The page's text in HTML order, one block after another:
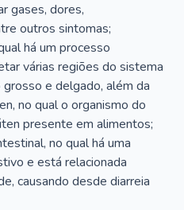
gases, dores,
outros sintomas;
há um processo
várias regiões do sistema
e delgado, além da
no qual o organismo do
presente em alimentos;
no qual há uma
e está relacionada
causando desde diarreia